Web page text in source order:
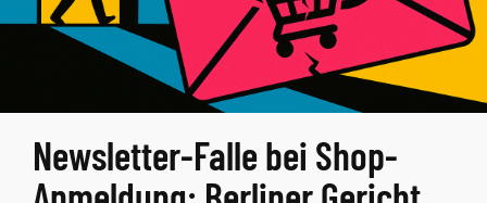
Newsletter-Falle bei Shop-